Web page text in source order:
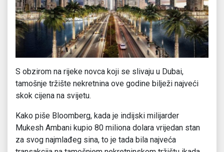
S obzirom na rijeke novca koji se slivaju u Dubai,
tamošnje tržište nekretnina ove godine bilježi najveći
skok cijena na svijetu.
Kako piše Bloomberg, kada je indijski milijarder
Mukesh Ambani kupio 80 miliona dolara vrijedan stan
za svog najmlađeg sina, to je tada bila najveća